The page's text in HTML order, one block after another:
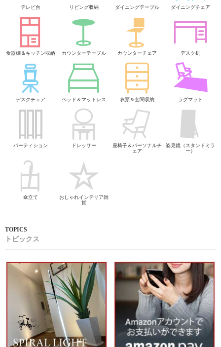
テレビ台 リビング収納 ダイニングテーブル ダイニングチェア
食器棚＆キッチン収納 カウンターテーブル カウンターチェア デスク机
デスクチェア ベッド＆マットレス 衣類＆玄関収納 ラグマット
パーティション ドレッサー
座椅子＆パーソナルチ
ェア
姿見鏡（スタンドミラ
ー）
傘立て
おしゃれインテリア雑
貨
トピックス